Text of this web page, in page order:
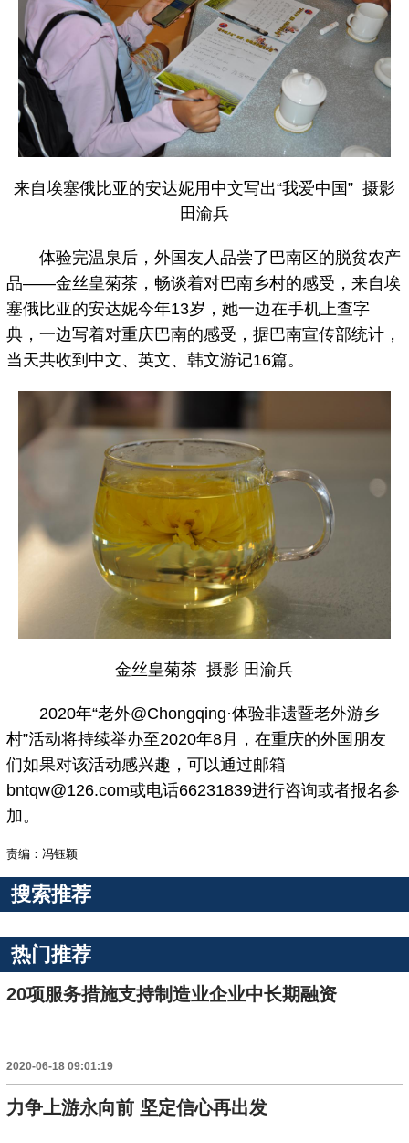
来自埃塞俄比亚的安达妮用中文写出“我爱中国” 摄影
田渝兵
体验完温泉后，外国友人品尝了巴南区的脱贫农产
品——金丝皇菊茶，畅谈着对巴南乡村的感受，来自埃
塞俄比亚的安达妮今年13岁，她一边在手机上查字
典，一边写着对重庆巴南的感受，据巴南宣传部统计，
当天共收到中文、英文、韩文游记16篇。
金丝皇菊茶 摄影 田渝兵
2020年“老外@Chongqing·体验非遗暨老外游乡
村”活动将持续举办至2020年8月，在重庆的外国朋友
们如果对该活动感兴趣，可以通过邮箱
bntqw@126.com或电话66231839进行咨询或者报名参
加。
责编：冯钰颖
搜索推荐
热门推荐
20项服务措施支持制造业企业中长期融资
2020-06-18 09:01:19
力争上游永向前 坚定信心再出发